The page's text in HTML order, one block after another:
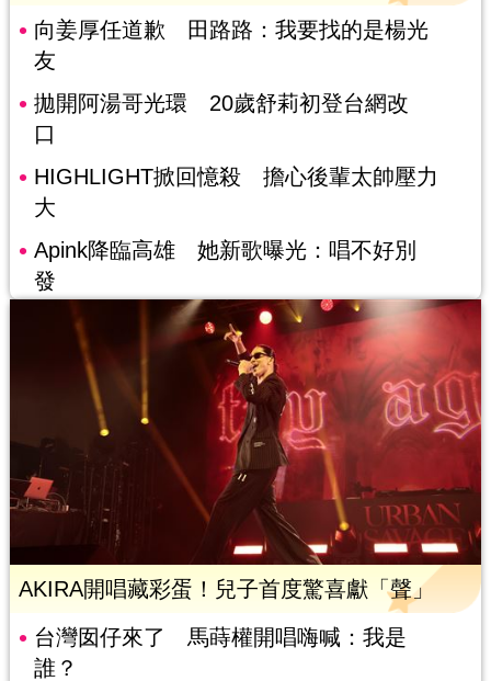
向姜厚任道歉 田路路：我要找的是楊光
友
拋開阿湯哥光環 20歲舒莉初登台網改
口
HIGHLIGHT掀回憶殺 擔心後輩太帥壓力
大
Apink降臨高雄 她新歌曝光：唱不好別
發
AKIRA開唱藏彩蛋！兒子首度驚喜獻「聲」
台灣囡仔來了 馬蒔權開唱嗨喊：我是
誰？